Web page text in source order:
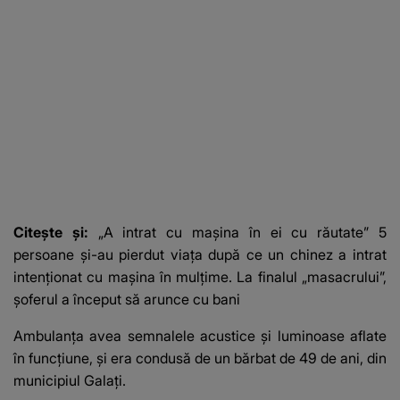
Citește și: „A intrat cu mașina în ei cu răutate” 5
persoane și-au pierdut viața după ce un chinez a intrat
intenționat cu mașina în mulțime. La finalul „masacrului”,
șoferul a început să arunce cu bani
Ambulanța avea semnalele acustice şi luminoase aflate
în funcţiune, și era condusă de un bărbat de 49 de ani, din
municipiul Galaţi.